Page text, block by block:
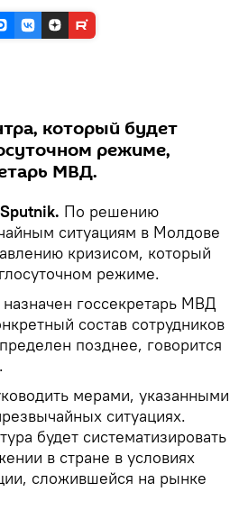
который будет
режиме,
МВД.
По решению
ситуациям в Молдове
кризисом, который
режиме.
госсекретарь МВД
состав сотрудников
позднее, говорится
мерами, указанными
ситуациях.
будет систематизировать
в стране в условиях
сложившейся на рынке